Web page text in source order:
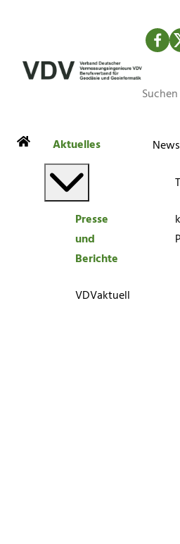
Suche
Aktuelles
Presse
und
Berichte
VDVaktuell
News